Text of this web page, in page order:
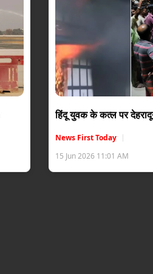
हिंदू युवक के कत्ल पर
News First Today
15 Jun 2026 11:01 AM